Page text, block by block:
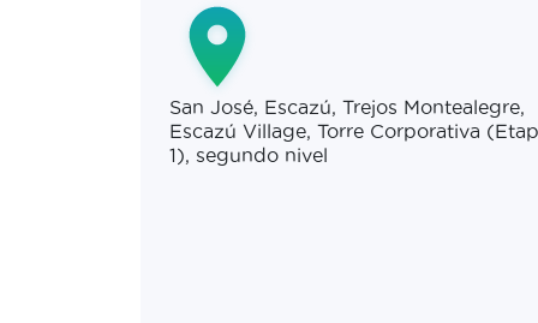
San José, Escazú, Trejos Montealegre,
Escazú Village, Torre Corporativa
1), segundo nivel